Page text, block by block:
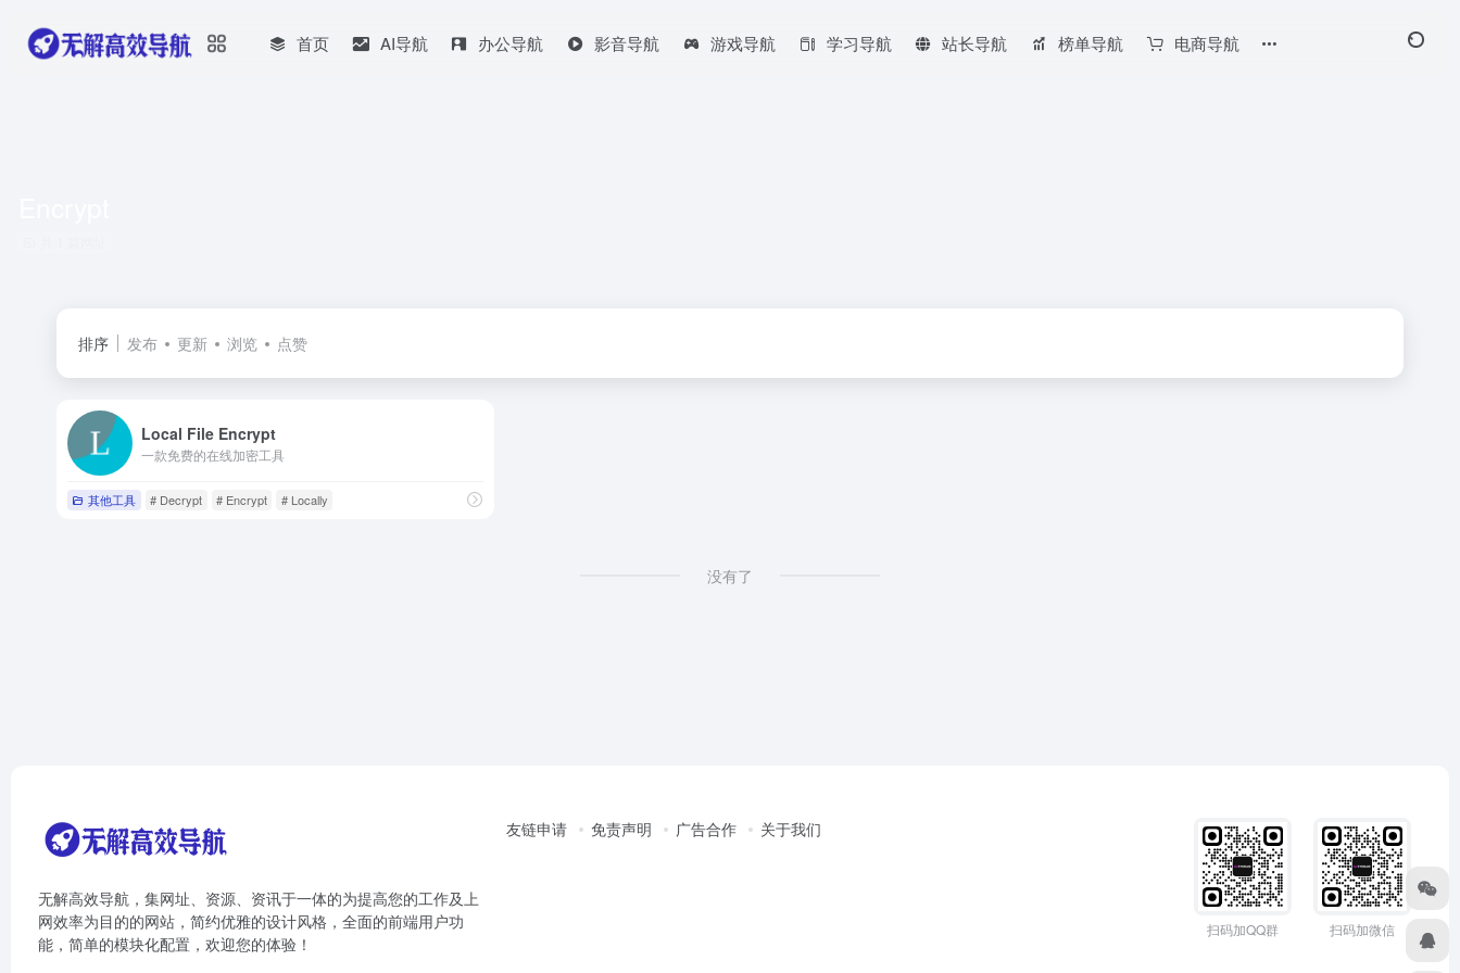
首页 AI导航 办公导航 影音导航 游戏导航 学习导航 站长导航 榜单导航 电商导航
排序 发布 更新 浏览 点赞
Local File Encrypt
一款免费的在线加密工具
其他工具 # Decrypt # Encrypt # Locally
没有了
无解高效导航，集网址、资源、资讯于一体的为提高您的工作及上
网效率为目的的网站，简约优雅的设计风格，全面的前端用户功
能，简单的模块化配置，欢迎您的体验！
友链申请 免责声明 广告合作 关于我们
扫码加QQ群 扫码加微信